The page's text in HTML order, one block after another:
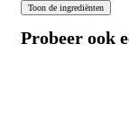
Probeer ook